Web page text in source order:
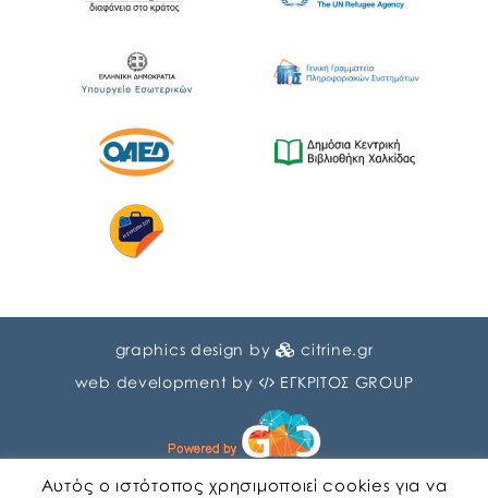
graphics design by
citrine.gr
web development by
ΕΓΚΡΙΤΟΣ GROUP
Αυτός ο ιστότοπος χρησιμοποιεί cookies για να